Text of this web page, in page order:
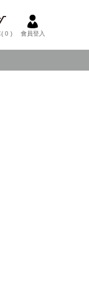
( 0 ) 會員登入